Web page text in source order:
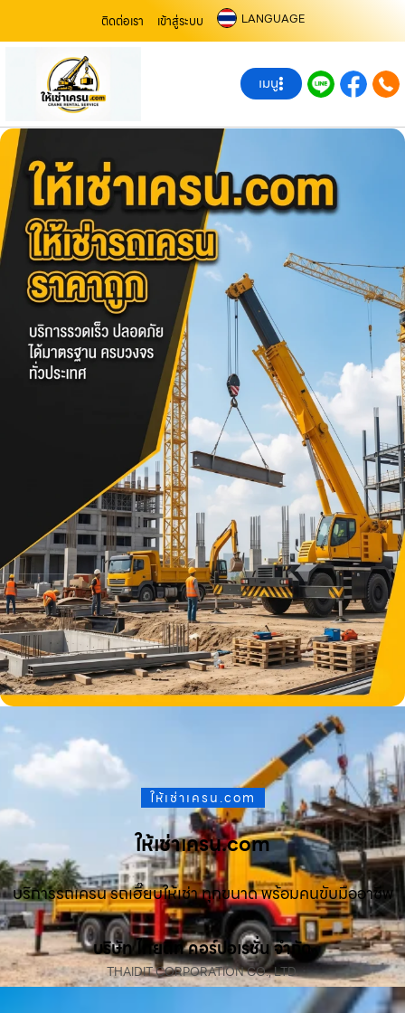
ติดต่อเรา เข้าสู่ระบบ LANGUAGE
เมนู
ให้เช่าเครน.com
ให้เช่าเครน.com
บริการรถเครน รถเฮี๊ยบให้เช่า ทุกขนาด พร้อมคนขับมืออาชีพ
บริษัท ไทยดิท คอร์ปอเรชั่น จำกัด
THAIDIT CORPORATION CO., LTD.